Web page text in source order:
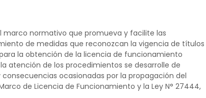
marco normativo que promueva y facilite las
de medidas que reconozcan la vigencia de títulos
la obtención de la licencia de funcionamiento
atención de los procedimientos se desarrolle de
ocasionadas por la propagación del
de Licencia de Funcionamiento y la Ley N° 27444,